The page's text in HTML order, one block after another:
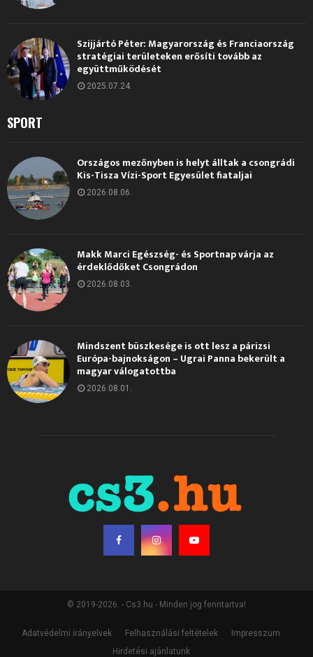
Szijjártó Péter: Magyarország és Franciaország
stratégiai területeken erősíti tovább az
együttműködését
2025.07.24.
SPORT
Országos mezőnyben is helyt álltak a csongrádi
Kis-Tisza Vízi-Sport Egyesület fiataljai
2026.08.06.
Makk Marci Egészség- és Sportnap várja az
érdeklődőket Csongrádon
2026.08.03.
Mindszent büszkesége is ott lesz a párizsi
Európa-bajnokságon – Ugrai Panna bekerült a
magyar válogatottba
2026.08.01.
© 2019-2026. - Cs3.hu - Minden jog fenntartva!
Adatvédelmi irányelvek Felhasználási feltételek
Impresszum
Hirdetési ajánlatunk